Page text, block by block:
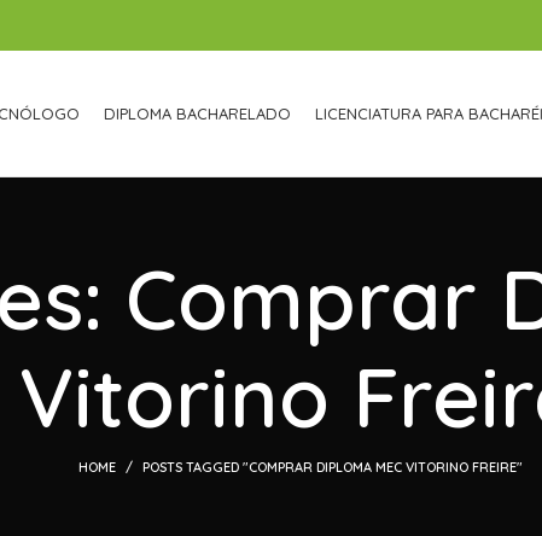
DIPLOMA BACHARELADO LICENCIATURA PARA
Comprar
Vitorino
HOME POSTS TAGGED "COMPRAR DIPLOMA MEC VITORINO FREIRE"